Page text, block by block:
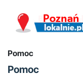
Pomoc
Pomoc